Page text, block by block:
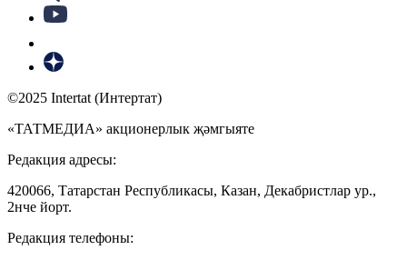
©2025 Intertat (Интертат)
«ТАТМЕДИА» акционерлык җәмгыяте
Редакция адресы:
420066, Татарстан Республикасы, Казан, Декабристлар ур.,
2нче йорт.
Редакция телефоны: